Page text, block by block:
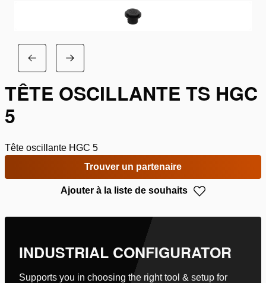
TÊTE OSCILLANTE TS HGC
5
Tête oscillante HGC 5
Trouver un partenaire
Ajouter à la liste de souhaits
INDUSTRIAL CONFIGURATOR
Supports you in choosing the right tool & setup for